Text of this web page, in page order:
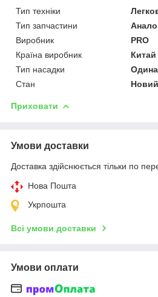
Тип техніки
Тип запчастини
Виробник
PRO
Країна виробник
Китай
Тип насадки
Стан
Новий
Приховати
Умови доставки
Доставка здійснюється тільки по
Нова Пошта
Укрпошта
Всі умови доставки
Умови оплати